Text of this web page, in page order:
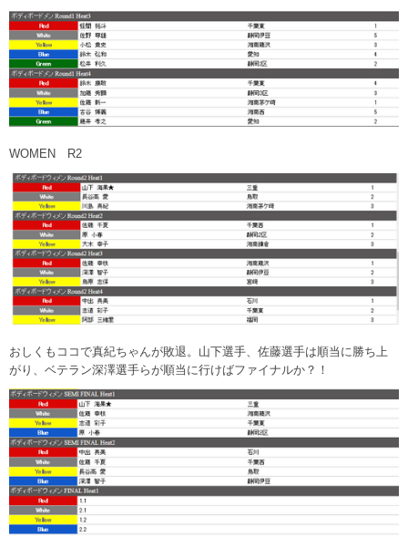
WOMEN R2
おしくもココで真紀ちゃんが敗退。山下選手、佐藤選手は順当に勝ち上
がり、ベテラン深澤選手らが順当に行けばファイナルか？！